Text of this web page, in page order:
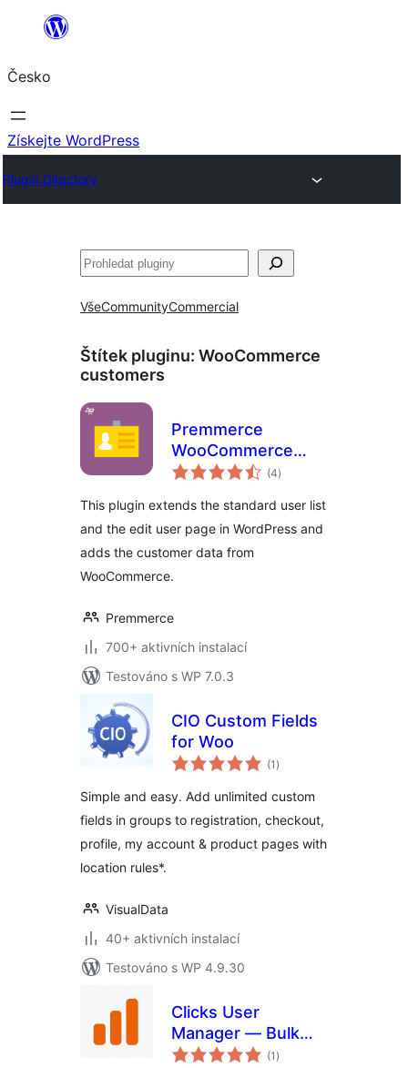
Přeskočit
obsah
Česko
Získejte WordPress
Plugin Directory
Hledat
VšeCommunityCommercial
Štítek pluginu: WooCommerce
customers
Premmerce
WooCommerce
Customers
(4celkové
hodnocení
)
This plugin extends the standard user list
and the edit user page in WordPress and
adds the customer data from
WooCommerce.
Premmerce
700+ aktivních instalací
Testováno s WP 7.0.3
CIO Custom Fields
for Woo
(1 celkové
hodnocení
)
Simple and easy. Add unlimited custom
fields in groups to registration, checkout,
profile, my account & product pages with
location rules*.
VisualData
40+ aktivních instalací
Testováno s WP 4.9.30
Clicks User
Manager — Bulk
Delete, Edit Roles,
(1 celkové
hodnocení
)